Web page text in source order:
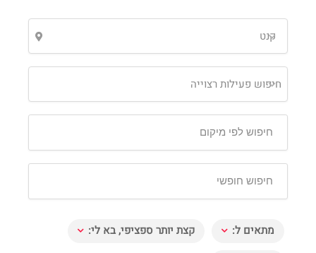
קנט
חיפוש פעילות רצוייה
מתאים ל:
קצת יותר ספציפי, בא לי: